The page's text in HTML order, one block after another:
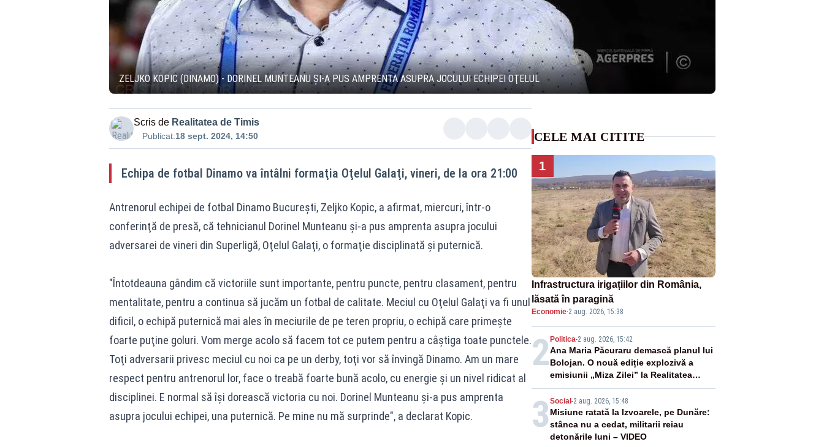
ZELJKO KOPIC (DINAMO) - DORINEL MUNTEANU ŞI-A PUS AMPRENTA ASUPRA JOCULUI ECHIPEI OŢELUL
Scris de Realitatea de Timis
Publicat:18 sept. 2024, 14:50
Echipa de fotbal Dinamo va întâlni formaţia Oţelul Galaţi, vineri, de la ora 21:00
Antrenorul echipei de fotbal Dinamo Bucureşti, Zeljko Kopic, a afirmat, miercuri, într-o
conferinţă de presă, că tehnicianul Dorinel Munteanu şi-a pus amprenta asupra jocului
adversarei de vineri din Superligă, Oţelul Galaţi, o formaţie disciplinată şi puternică.
"Întotdeauna gândim că victoriile sunt importante, pentru puncte, pentru clasament, pentru
mentalitate, pentru a continua să jucăm un fotbal de calitate. Meciul cu Oţelul Galaţi va fi unul
dificil, o echipă puternică mai ales în meciurile de pe teren propriu, o echipă care primeşte
foarte puţine goluri. Vom merge acolo să facem tot ce putem pentru a câştiga toate punctele.
Toţi adversarii privesc meciul cu noi ca pe un derby, toţi vor să învingă Dinamo. Am un mare
respect pentru antrenorul lor, face o treabă foarte bună acolo, cu energie şi un nivel ridicat al
disciplinei. E normal să îşi dorească victoria cu noi. Dorinel Munteanu şi-a pus amprenta
asupra jocului echipei, una puternică. Pe mine nu mă surprinde", a declarat Kopic.
CELE MAI CITITE
1
Infrastructura irigațiilor din România,
lăsată în paragină
Economie·2 aug. 2026, 15:38
2 Politica-2 aug. 2026, 15:42
Ana Maria Păcuraru demască planul lui
Bolojan. O nouă ediție explozivă a
emisiunii „Miza Zilei” la Realitatea
PLUS
3 Social -2 aug. 2026, 15:48
Misiune ratată la Izvoarele, pe Dunăre:
stânca nu a cedat, militarii reiau
detonările luni – VIDEO